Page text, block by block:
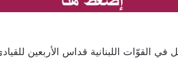
القوّات اللبنانية قداس الأربعين